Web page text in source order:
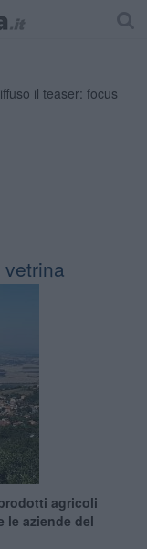
agricoli
le aziende del